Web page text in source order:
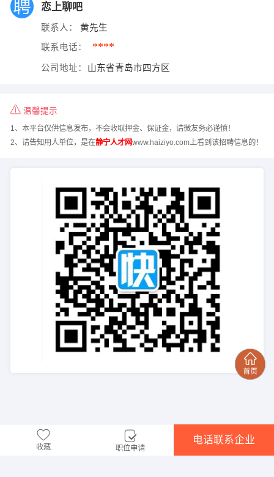
恋上聊吧
联系人： 黄先生
联系电话： ****
公司地址： 山东省青岛市四方区
温馨提示
1、本平台仅供信息发布，不会收取押金、保证金，请微友务必谨慎！
2、请告知用人单位，是在静宁人才网www.haiziyo.com上看到该招聘信息的！
收藏 职位申请
电话联系企业